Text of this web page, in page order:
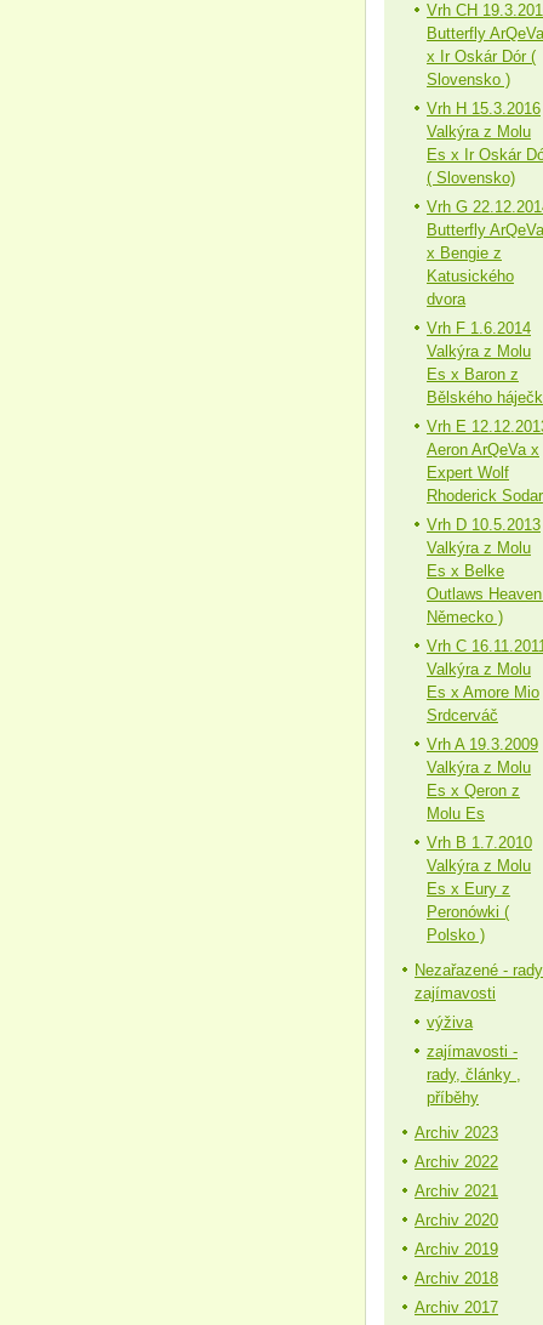
Vrh CH
Butterfly ArQeVa
x Ir Oskár Dór (
Slovensko )
Vrh H 15.3.2016
Valkýra z Molu
Es x Ir Oskár
( Slovensko)
Vrh G
Butterfly ArQeVa
x Bengie z
Katusického
dvora
Vrh F 1.6.2014
Valkýra z Molu
Es x Baron z
Bělského
Vrh E
Aeron ArQeVa x
Expert Wolf
Rhoderick Sodar
Vrh D 10.5.2013
Valkýra z Molu
Es x Belke
Outlaws
Německo )
Vrh C
Valkýra z Molu
Es x Amore Mio
Srdcerváč
Vrh A 19.3.2009
Valkýra z Molu
Es x Qeron z
Molu Es
Vrh B 1.7.2010
Valkýra z Molu
Es x Eury z
Peronówki (
Polsko )
Nezařazené -
zajímavosti
výživa
zajímavosti -
rady, články ,
příběhy
Archiv 2023
Archiv 2022
Archiv 2021
Archiv 2020
Archiv 2019
Archiv 2018
Archiv 2017